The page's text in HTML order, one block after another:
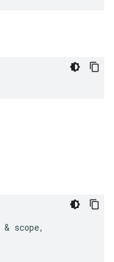
& scope,